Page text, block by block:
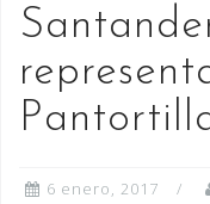
6 enero, 2017